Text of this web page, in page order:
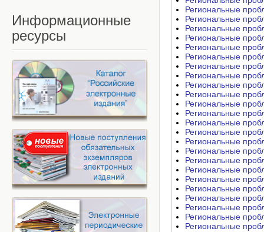
Региональные
Региональные
Региональные
Региональные
Региональные
Региональные
Региональные
Региональные
Региональные
Региональные
Региональные
Региональные
Региональные
Региональные
Региональные
Региональные
Региональные
Региональные
Региональные
Региональные
Региональные
Региональные
Региональные
Региональные
Информационные
ресурсы